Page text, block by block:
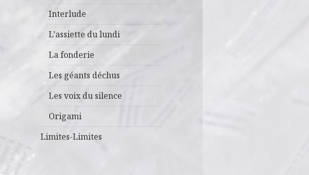
Interlude
L’assiette du lundi
La fonderie
Les géants déchus
Les voix du silence
Origami
Limites-Limites